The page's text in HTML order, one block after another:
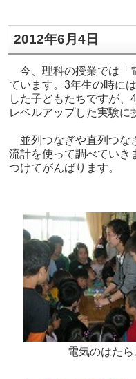
2012年6月4日
今、理科の授業では「
ています。3年生の時に
した子どもたちですが、
レベルアップした実験に
並列つなぎや直列つな
流計を使って調べていき
つけてがんばります。
電気のはたら